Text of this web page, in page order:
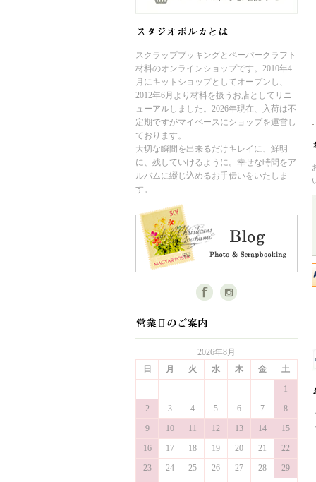
スクラップブッキングとペーパークラフト
材料のオンラインショップです。2010年4
月にキットショップとしてオープンし、
2012年6月より材料を扱うお店としてリニ
ューアルしました。2026年現在、入荷は不
定期ですがマイペースにショップを運営し
ております。
大切な瞬間を出来るだけキレイに、鮮明
に、残していけるように。幸せな時間をア
ルバムに綴じ込めるお手伝いをいたしま
す。
2026年8月
日
月 火 水 木 金
土
1
2
3 4 5 6 7
8
9
10 11 12 13 14
15
16
17 18 19 20 21
22
23
24 25 26 27 28
29